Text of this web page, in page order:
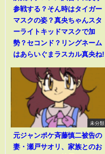
参戦する？そん時はタイガー
マスクの姿？真央ちゃんスタ
ーライトキッドマスクで加
勢？セコンド？リングネーム
はあらいぐまラスカル真央ね!
未分類
元ジャンポケ斉藤慎二被告の
妻・瀬戸サオリ、家族とのお